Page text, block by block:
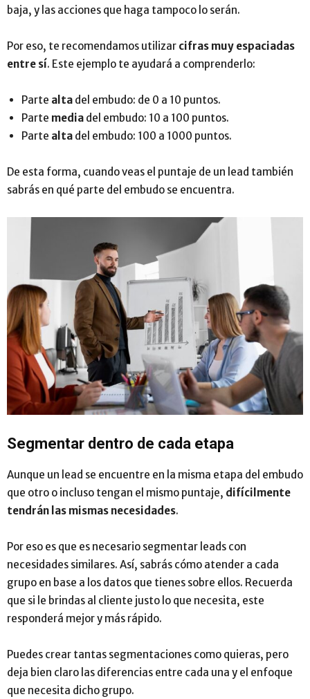
baja, y las acciones que haga tampoco lo serán.
Por eso, te recomendamos utilizar cifras muy espaciadas
entre sí. Este ejemplo te ayudará a comprenderlo:
Parte alta del embudo: de 0 a 10 puntos.
Parte media del embudo: 10 a 100 puntos.
Parte alta del embudo: 100 a 1000 puntos.
De esta forma, cuando veas el puntaje de un lead también
sabrás en qué parte del embudo se encuentra.
Segmentar dentro de cada etapa
Aunque un lead se encuentre en la misma etapa del embudo
que otro o incluso tengan el mismo puntaje, difícilmente
tendrán las mismas necesidades.
Por eso es que es necesario segmentar leads con
necesidades similares. Así, sabrás cómo atender a cada
grupo en base a los datos que tienes sobre ellos. Recuerda
que si le brindas al cliente justo lo que necesita, este
responderá mejor y más rápido.
Puedes crear tantas segmentaciones como quieras, pero
deja bien claro las diferencias entre cada una y el enfoque
que necesita dicho grupo.